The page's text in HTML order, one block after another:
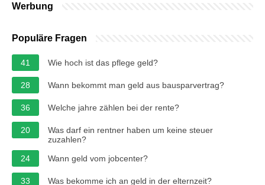
Werbung
Populäre Fragen
41 Wie hoch ist das pflege geld?
28 Wann bekommt man geld aus bausparvertrag?
36 Welche jahre zählen bei der rente?
20
Was darf ein rentner haben um keine steuer
zuzahlen?
24
Wann geld vom jobcenter?
33 Was bekomme ich an geld in der elternzeit?